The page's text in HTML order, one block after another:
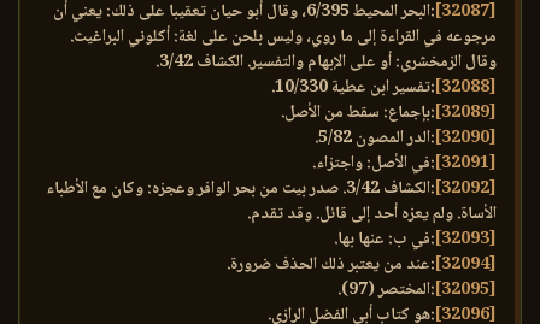
[32087]
:البحر المحيط 6/395، وقال أبو حيان تعقيبا على ذلك: يعني أن
مرجوعه في القراءة إلى ما روي، وليس بلحن على لغة: أكلوني البراغيث.
وقال الزمخشري: أو على الإبهام والتفسير. الكشاف 3/42.
[32088]
:تفسير ابن عطية 10/330.
[32089]
:بإجماع: سقط من الأصل.
[32090]
:الدر المصون 5/82.
[32091]
:في الأصل: واجتزاء.
[32092]
:الكشاف 3/42. صدر بيت من بحر الوافر وعجزه: وكان مع الأطباء
الأساة. ولم يعزه أحد إلى قائل. وقد تقدم.
[32093]
:في ب: عنها بها.
[32094]
:عند من يعتبر ذلك الحذف ضرورة.
[32095]
:المختصر (97).
[32096]
:هو كتاب أبي الفضل الرازي.